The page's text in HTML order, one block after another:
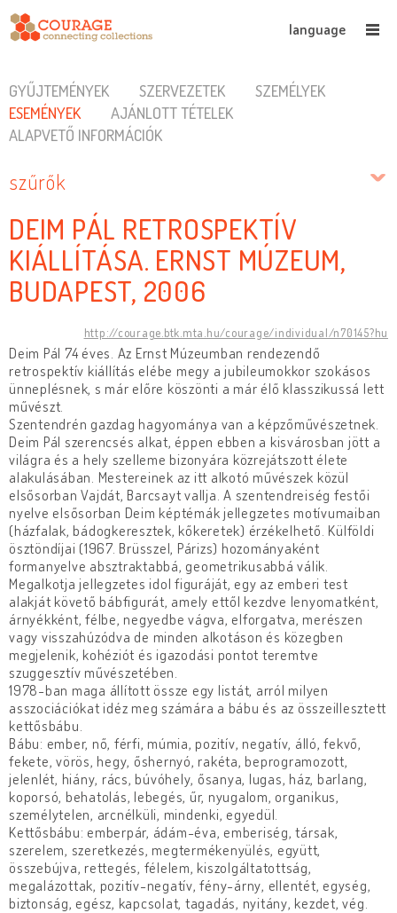
language
GYŰJTEMÉNYEK SZERVEZETEK
SZEMÉLYEK
ESEMÉNYEK
AJÁNLOTT TÉTELEK
ALAPVETŐ INFORMÁCIÓK
szűrők
DEIM PÁL RETROSPEKTÍV
KIÁLLÍTÁSA. ERNST MÚZEUM,
BUDAPEST, 2006
http://courage.btk.mta.hu/courage/individual/n70145?hu
Deim Pál 74 éves. Az Ernst Múzeumban rendezendő
retrospektív kiállítás elébe megy a jubileumokkor szokásos
ünneplésnek, s már előre köszönti a már élő klasszikussá lett
művészt.
Szentendrén gazdag hagyománya van a képzőművészetnek.
Deim Pál szerencsés alkat, éppen ebben a kisvárosban jött a
világra és a hely szelleme bizonyára közrejátszott élete
alakulásában. Mestereinek az itt alkotó művészek közül
elsősorban Vajdát, Barcsayt vallja. A szentendreiség festői
nyelve elsősorban Deim képtémák jellegzetes motívumaiban
(házfalak, bádogkeresztek, kőkeretek) érzékelhető. Külföldi
ösztöndíjai (1967. Brüsszel, Párizs) hozományaként
formanyelve absztraktabbá, geometrikusabbá válik.
Megalkotja jellegzetes idol figuráját, egy az emberi test
alakját követő bábfigurát, amely ettől kezdve lenyomatként,
árnyékként, félbe, negyedbe vágva, elforgatva, merészen
vagy visszahúzódva de minden alkotáson és közegben
megjelenik, kohéziót és igazodási pontot teremtve
szuggesztív művészetében.
1978-ban maga állított össze egy listát, arról milyen
asszociációkat idéz meg számára a bábu és az összeillesztett
kettősbábu.
Bábu: ember, nő, férfi, múmia, pozitív, negatív, álló, fekvő,
fekete, vörös, hegy, őshernyó, rakéta, beprogramozott,
jelenlét, hiány, rács, búvóhely, ősanya, lugas, ház, barlang,
koporsó, behatolás, lebegés, űr, nyugalom, organikus,
személytelen, arcnélküli, mindenki, egyedül.
Kettősbábu: emberpár, ádám-éva, emberiség, társak,
szerelem, szeretkezés, megtermékenyülés, együtt,
összebújva, rettegés, félelem, kiszolgáltatottság,
megalázottak, pozitív-negatív, fény-árny, ellentét, egység,
biztonság, egész, kapcsolat, tagadás, nyitány, kezdet, vég.